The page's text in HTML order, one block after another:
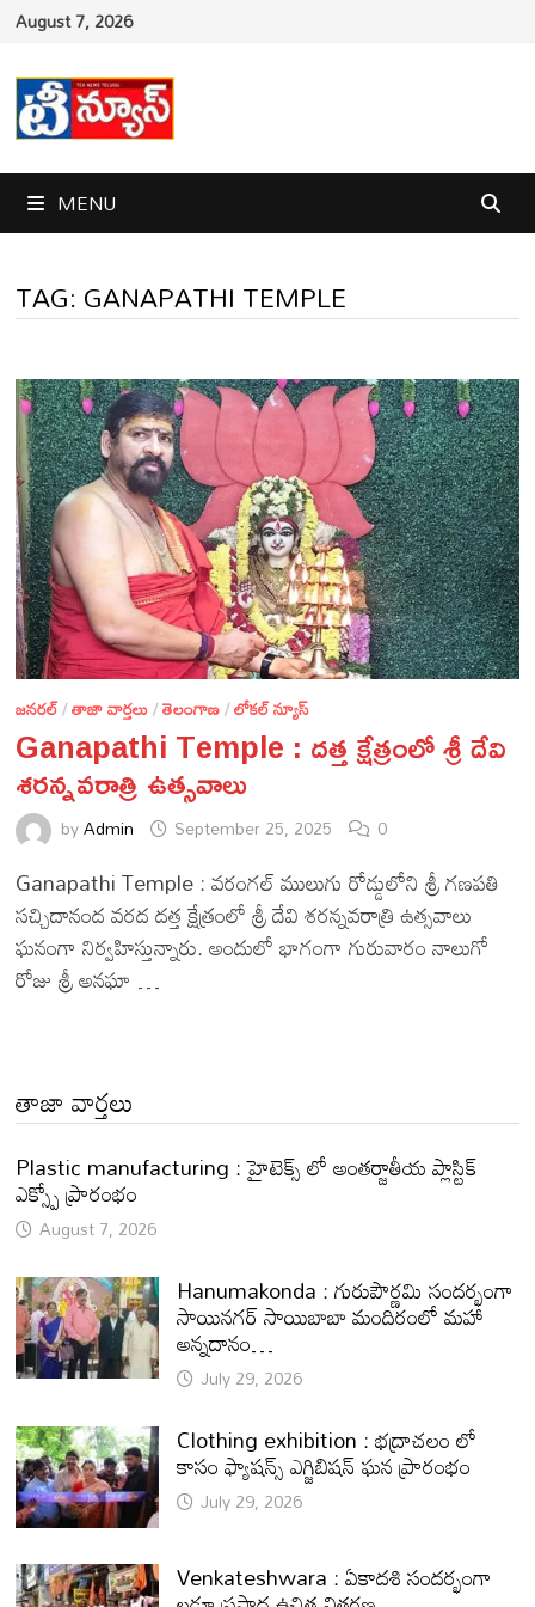
Skip
content
August 7, 2026
MENU
TAG:GANAPATHI TEMPLE
జనరల్/తాజా వార్తలు/తెలంగాణ/లోకల్ న్యూస్
Ganapathi Temple : దత్త క్షేత్రంలో శ్రీ దేవి
శరన్నవరాత్రి ఉత్సవాలు
byAdmin September 25, 2025 0
Ganapathi Temple : వరంగల్ ములుగు రోడ్డులోని శ్రీ గణపతి
సచ్చిదానంద వరద దత్త క్షేత్రంలో శ్రీ దేవి శరన్నవరాత్రి ఉత్సవాలు
ఘనంగా నిర్వహిస్తున్నారు. అందులో భాగంగా గురువారం నాలుగో
రోజు శ్రీ అనఘా …
తాజా వార్తలు
Plastic manufacturing : హైటెక్స్ లో అంతర్జాతీయ ప్లాస్టిక్
ఎక్స్పో ప్రారంభం
August 7, 2026
Hanumakonda : గురుపౌర్ణమి సందర్భంగా
సాయినగర్‌ సాయిబాబా మందిరంలో మహా
అన్నదానం…
July 29, 2026
Clothing exhibition : భద్రాచలం లో
కాసం ఫ్యాషన్స్ ఎగ్జిబిషన్ ఘన ప్రారంభం
July 29, 2026
Venkateshwara : ఏకాదశి సందర్భంగా